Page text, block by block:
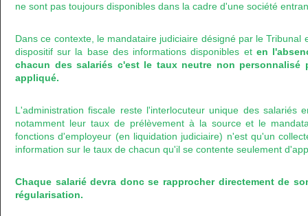
ne sont pas toujours disponibles dans la cadre d'une société
Dans ce contexte, le mandataire judiciaire désigné par le Tribunal
dispositif sur la base des informations disponibles et en
chacun des salariés c'est le taux neutre non personnalisé
appliqué.
L'administration fiscale reste l'interlocuteur unique des salariés
notamment leur taux de prélèvement à la source et le
fonctions d'employeur (en liquidation judiciaire) n'est qu'un
information sur le taux de chacun qu'il se contente seulement
Chaque salarié devra donc se rapprocher directement de
régularisation.